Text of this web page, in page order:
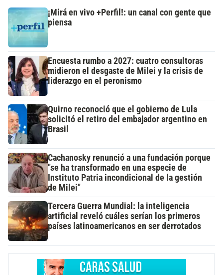
¡Mirá en vivo +Perfil!: un canal con gente que
piensa
Encuesta rumbo a 2027: cuatro consultoras
midieron el desgaste de Milei y la crisis de
liderazgo en el peronismo
Quirno reconoció que el gobierno de Lula
solicitó el retiro del embajador argentino en
Brasil
Cachanosky renunció a una fundación porque
"se ha transformado en una especie de
Instituto Patria incondicional de la gestión
de Milei"
Tercera Guerra Mundial: la inteligencia
artificial reveló cuáles serían los primeros
países latinoamericanos en ser derrotados